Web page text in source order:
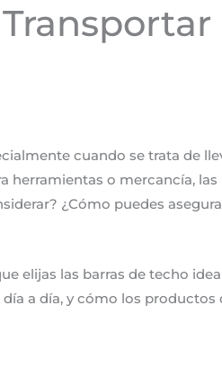
cuando se trata de
herramientas o mercancía,
¿Cómo puedes
elijas las barras de techo
a día, y cómo los productos